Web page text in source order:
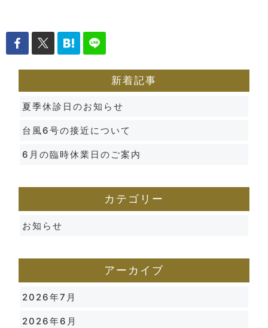
新着記事
夏季休診日のお知らせ
台風6号の接近について
6月の臨時休業日のご案内
カテゴリー
お知らせ
アーカイブ
2026年7月
2026年6月